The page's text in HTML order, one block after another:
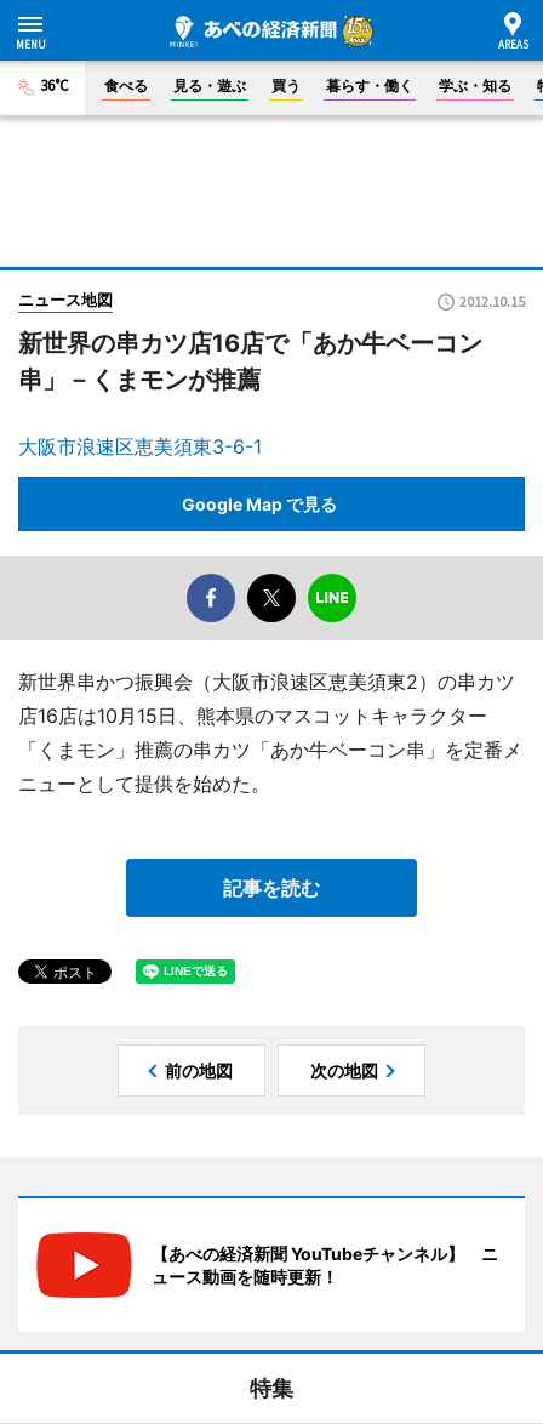
36°C 食べる 見る・遊ぶ 買う 暮らす・働く 学ぶ・知る
ニュース地図 2012.10.15
新世界の串カツ店16店で「あか牛ベーコン
串」－くまモンが推薦
大阪市浪速区恵美須東3-6-1
Google Map で見る
新世界串かつ振興会（大阪市浪速区恵美須東2）の串カツ
店16店は10月15日、熊本県のマスコットキャラクター
「くまモン」推薦の串カツ「あか牛ベーコン串」を定番メ
ニューとして提供を始めた。
記事を読む
前の地図 次の地図
【あべの経済新聞 YouTubeチャンネル】 ニ
ュース動画を随時更新！
特集